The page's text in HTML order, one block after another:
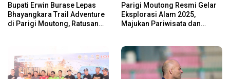
Bupati Erwin Burase Lepas
Bhayangkara Trail Adventure
di Parigi Moutong, Ratusan
Parigi Moutong Resmi Gelar
Eksplorasi Alam 2025,
Majukan Pariwisata dan